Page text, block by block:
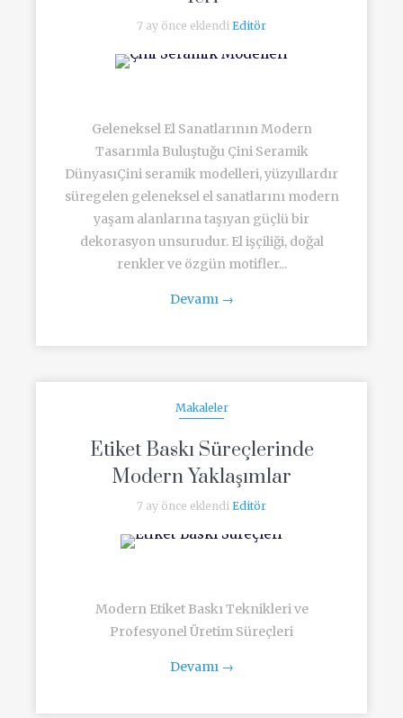
7 ay önce eklendi Editör
Geleneksel El Sanatlarının Modern
Tasarımla Buluştuğu Çini Seramik
DünyasıÇini seramik modelleri, yüzyıllardır
süregelen geleneksel el sanatlarını modern
yaşam alanlarına taşıyan güçlü bir
dekorasyon unsurudur. El işçiliği, doğal
renkler ve özgün motifler...
Devamı →
Makaleler
Etiket Baskı Süreçlerinde
Modern Yaklaşımlar
7 ay önce eklendi Editör
Modern Etiket Baskı Teknikleri ve
Profesyonel Üretim Süreçleri
Devamı →